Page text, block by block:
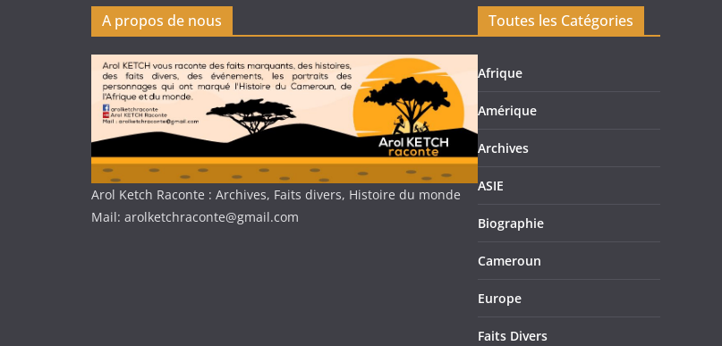
A propos de nous
Arol Ketch Raconte : Archives, Faits divers, Histoire du monde
Mail: arolketchraconte@gmail.com
Toutes les Catégories
Afrique
Amérique
Archives
ASIE
Biographie
Cameroun
Europe
Faits Divers